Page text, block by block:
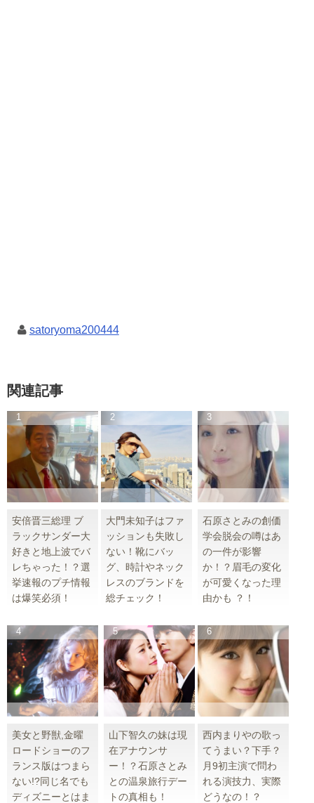
satoryoma200444
関連記事
安倍晋三総理 ブ
ラックサンダー大
好きと地上波でバ
レちゃった！？選
挙速報のプチ情報
は爆笑必須！
大門未知子はファ
ッションも失敗し
ない！靴にバッ
グ、時計やネック
レスのブランドを
総チェック！
石原さとみの創価
学会脱会の噂はあ
の一件が影響
か！？眉毛の変化
が可愛くなった理
由かも ？！
美女と野獣,金曜
ロードショーのフ
ランス版はつまら
ない!?同じ名でも
ディズニーとはま
山下智久の妹は現
在アナウンサ
ー！？石原さとみ
との温泉旅行デー
トの真相も！
西内まりやの歌っ
てうまい？下手？
月9初主演で問わ
れる演技力、実際
どうなの！？